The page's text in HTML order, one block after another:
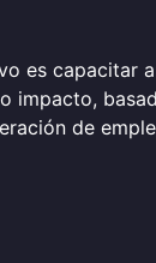
es capacitar
impacto,
de